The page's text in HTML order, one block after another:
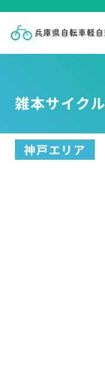
雑本サイクル
神戸エリア